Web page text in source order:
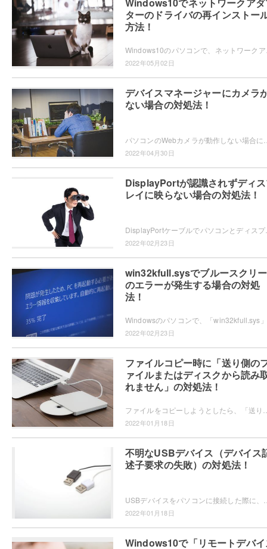
ターのドライバの再インストー
方法！
2022年05月02日
デバイスマネージャーにカメラ
ない場合の対処法！
2022年04月30日
DisplayPortが認識されずディ
レイに映らない場合の対処法！
2022年02月23日
win32kfull.sysでブルースクリ
のエラーが発生する場合の対処
法！
2022年02月23日
ファイルコピー時に「送り側の
ァイルまたはディスクから読み
れません」の対処法！
2022年01月18日
不明なUSBデバイス（デバイス
述子要求の失敗）の対処法！
2022年01月18日
Windows10で「リモートデバ